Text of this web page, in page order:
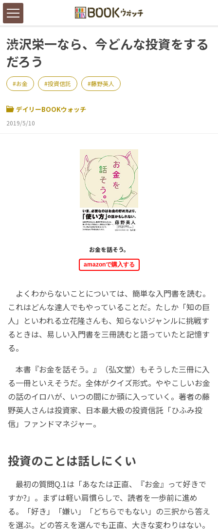
渋沢栄一なら、今どんな投資をする
だろう
お金 投資信託 藤野英人
デイリーBOOKウォッチ
2019/5/10
お金を話そう。
amazonで購入する
よくわからないことについては、簡単な入門書を読む。
これはどんな達人でもやっていることだ。たしか「知の巨
人」といわれる立花隆さんも、知らないジャンルに挑戦す
るときは、易しい入門書を三冊読むと語っていたと記憶す
る。
本書『お金を話そう。』（弘文堂）もそうした三冊に入
る一冊といえそうだ。全体がクイズ形式。ややこしいお金
の話のイロハが、いつの間にか頭に入っていく。著者の藤
野英人さんは投資家、日本最大級の投資信託「ひふみ投
信」ファンドマネジャー。
投資のことは話しにくい
最初の質問Q.1は「あなたは正直、『お金』って好きで
すか?」。まずは軽い肩慣らしで、読者を一歩前に進め
る。「好き」「嫌い」「どちらでもない」の三択から答え
を選ぶ。どの答えを選んでも正直、大きな変わりはない。